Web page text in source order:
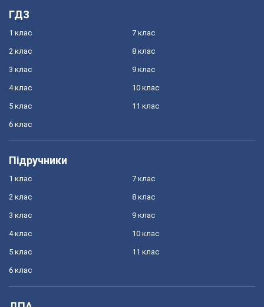
ГДЗ
1 клас
2 клас
3 клас
4 клас
5 клас
6 клас
7 клас
8 клас
9 клас
10 клас
11 клас
Підручники
1 клас
2 клас
3 клас
4 клас
5 клас
6 клас
7 клас
8 клас
9 клас
10 клас
11 клас